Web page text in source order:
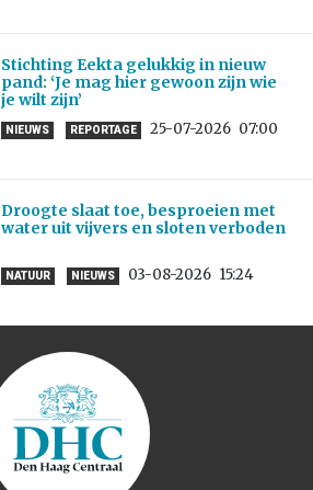
Stichting Eekta gelukkig in nieuw
pand: ‘Je mag hier gewoon zijn wie
je wilt zijn’
NIEUWS REPORTAGE 25-07-2026 07:00
Droogte slaat toe, besproeien met
water uit vijvers en sloten verboden
NATUUR NIEUWS 03-08-2026 15:24